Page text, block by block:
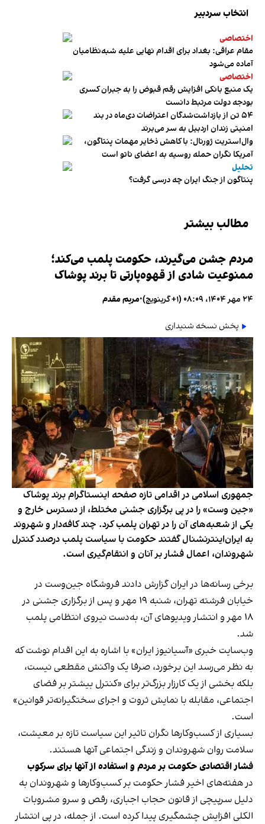
انتخاب سردبیر
اختصاصی
مقام عراقی: بغداد برای اقدام نهایی علیه شبه‌نظامیان
آماده می‌شود
اختصاصی
یک منبع بانکی افزایش رقم قبوض را به جبران کسری
بودجه دولت مرتبط دانست
۵۴ تن از بازداشت‌شدگان اعتراضات دی‌ماه در بند
امنیتی زندان اردبیل به سر می‌برند
وال‌استریت ژورنال: با کاهش ذخایر مهمات پنتاگون،
آمریکا نگران حمله روسیه به اعضای ناتو‌ است
تحلیل
پنتاگون از جنگ ایران چه درسی گرفت؟
مطالب بیشتر
مردم جشن می‌گیرند، حکومت پلمب می‌کند؛
ممنوعیت شادی از قهوه‌پارتی تا برند پوشاک
۲۴ مهر ۱۴۰۴، ۰۸:۰۹ (‎+۱ گرینویچ) •مریم مقدم
پخش نسخه شنیداری
جمهوری اسلامی در اقدامی تازه صفحه اینستاگرام برند پوشاک
«جین وست» را در پی برگزاری جشنی مختلط، از دسترس خارج و
یکی از شعبه‌های آن را در تهران پلمب کرد. چند کافه‌‌دار و شهروند
به ایران‌اینترنشنال گفتند حکومت با سیاست پلمب درصدد کنترل
شهروندان، اعمال فشار بر آنان و انتقام‌گیری است.
برخی رسانه‌ها در ایران گزارش دادند فروشگاه جین‌وست در
خیابان فرشته تهران، شنبه ۱۹ مهر و پس از برگزاری جشنی در
۱۸ مهر و انتشار ویدیوهای آن، به‌دست نیروی انتظامی پلمب
شد.
وب‌سایت خبری «آسیانیوز ایران» با اشاره به این اقدام نوشت که
به نظر می‌رسد این برخورد، صرفا یک واکنش مقطعی نیست،
بلکه بخشی از یک کارزار بزرگ‌تر برای «کنترل بیشتر بر فضای
اجتماعی، مقابله با نمایش ثروت و اجرای سختگیرانه‌تر قوانین»
است.
بسیاری از کسب‌وکارها نگران تاثیر این سیاست‌ تازه بر معیشت،
سلامت روان شهروندان و زندگی اجتماعی آنها هستند.
فشار اقتصادی حکومت بر مردم و استفاده از آنها برای سرکوب
در هفته‌های اخیر فشار حکومت بر کسب‌وکارها و شهروندان به
دلیل سرپیچی از قانون حجاب اجباری، رقص و سرو مشروبات
الکلی افزایش چشمگیری پیدا کرده است. از جمله، در پی انتشار